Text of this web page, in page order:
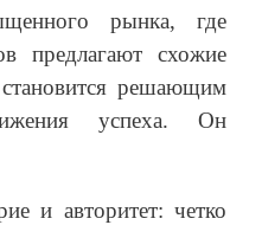
рынка, где
предлагают схожие
решающим
успеха. Он
и авторитет: четко